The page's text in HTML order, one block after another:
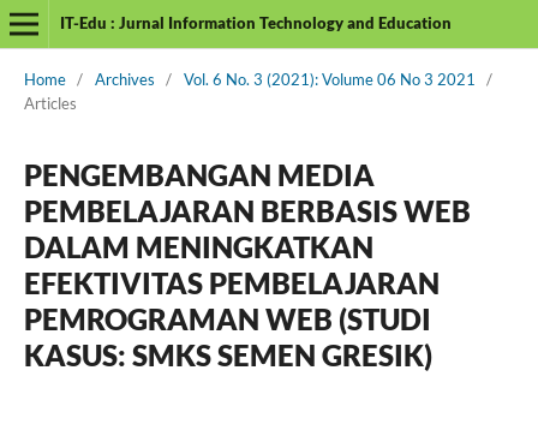
IT-Edu : Jurnal Information Technology and Education
Home / Archives / Vol. 6 No. 3 (2021): Volume 06 No 3 2021
/
Articles
PENGEMBANGAN MEDIA
PEMBELAJARAN BERBASIS WEB
DALAM MENINGKATKAN
EFEKTIVITAS PEMBELAJARAN
PEMROGRAMAN WEB (STUDI
KASUS: SMKS SEMEN GRESIK)